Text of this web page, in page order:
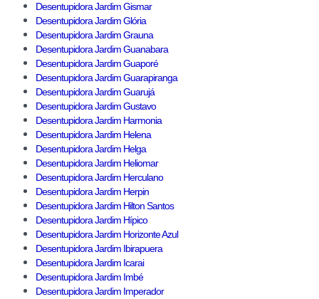
Desentupidora Jardim Gismar
Desentupidora Jardim Glória
Desentupidora Jardim Grauna
Desentupidora Jardim Guanabara
Desentupidora Jardim Guaporé
Desentupidora Jardim Guarapiranga
Desentupidora Jardim Guarujá
Desentupidora Jardim Gustavo
Desentupidora Jardim Harmonia
Desentupidora Jardim Helena
Desentupidora Jardim Helga
Desentupidora Jardim Heliomar
Desentupidora Jardim Herculano
Desentupidora Jardim Herpin
Desentupidora Jardim Hilton Santos
Desentupidora Jardim Hípico
Desentupidora Jardim Horizonte Azul
Desentupidora Jardim Ibirapuera
Desentupidora Jardim Icarai
Desentupidora Jardim Imbé
Desentupidora Jardim Imperador